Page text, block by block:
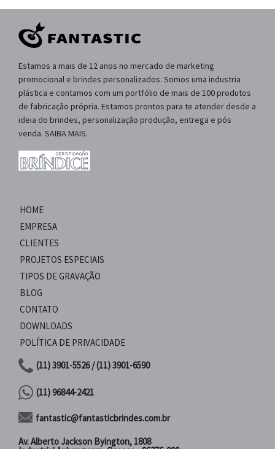
Estamos a mais de 12 anos no mercado de marketing
promocional e brindes personalizados. Somos uma industria
plástica e contamos com um portfólio de mais de 100 produtos
de fabricação própria. Estamos prontos para te atender desde a
ideia do brindes, personalização produção, entrega e pós
venda. SAIBA MAIS.
HOME
EMPRESA
CLIENTES
PROJETOS ESPECIAIS
TIPOS DE GRAVAÇÃO
BLOG
CONTATO
DOWNLOADS
POLÍTICA DE PRIVACIDADE
(11) 3901-5526 / (11) 3901-6590
(11) 96844-2421
fantastic@fantasticbrindes.com.br
Av. Alberto Jackson Byington, 1808